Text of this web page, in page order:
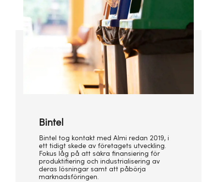
Bintel
Bintel tog kontakt med Almi redan 2019, i
ett tidigt skede av företagets utveckling.
Fokus låg på att säkra finansiering för
produktifiering och industrialisering av
deras lösningar samt att påbörja
marknadsföringen.